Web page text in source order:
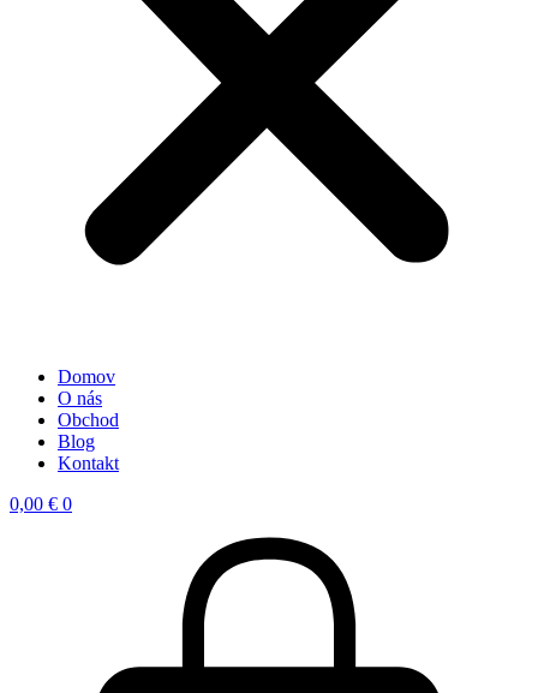
Domov
O nás
Obchod
Blog
Kontakt
0,00 € 0